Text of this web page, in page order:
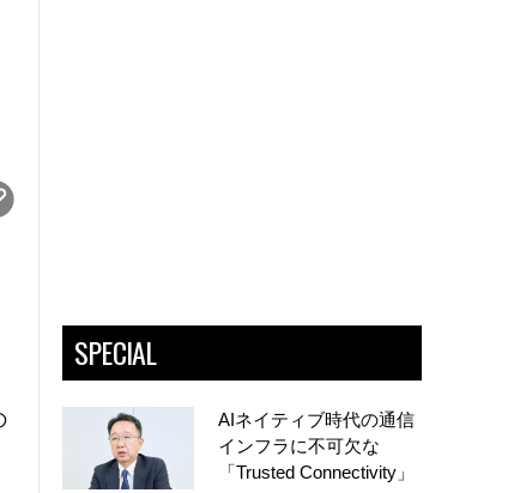
SPECIAL
AIネイティブ時代の通信
インフラに不可欠な
「Trusted Connectivity」